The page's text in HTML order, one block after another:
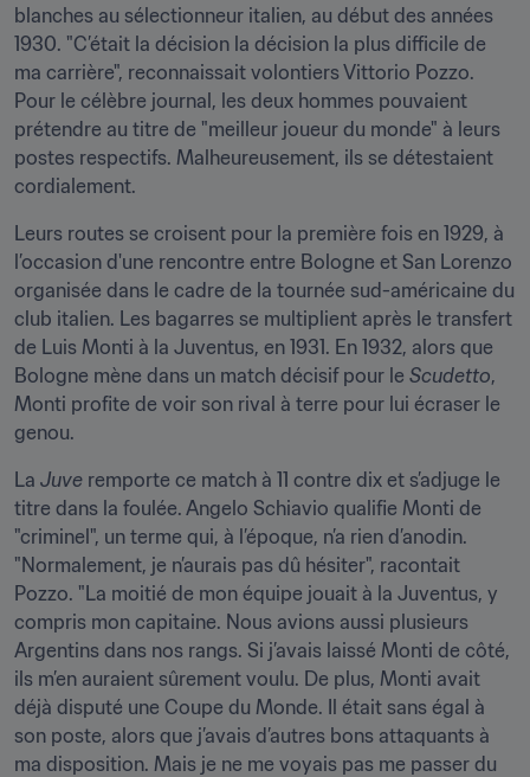
blanches au sélectionneur italien, au début des années
1930. "C’était la décision la décision la plus difficile de
ma carrière", reconnaissait volontiers Vittorio Pozzo.
Pour le célèbre journal, les deux hommes pouvaient
prétendre au titre de "meilleur joueur du monde" à leurs
postes respectifs. Malheureusement, ils se détestaient
cordialement.
Leurs routes se croisent pour la première fois en 1929, à
l’occasion d'une rencontre entre Bologne et San Lorenzo
organisée dans le cadre de la tournée sud-américaine du
club italien. Les bagarres se multiplient après le transfert
de Luis Monti à la Juventus, en 1931. En 1932, alors que
Bologne mène dans un match décisif pour le Scudetto,
Monti profite de voir son rival à terre pour lui écraser le
genou.
La Juve remporte ce match à 11 contre dix et s’adjuge le
titre dans la foulée. Angelo Schiavio qualifie Monti de
"criminel", un terme qui, à l’époque, n’a rien d’anodin.
"Normalement, je n’aurais pas dû hésiter", racontait
Pozzo. "La moitié de mon équipe jouait à la Juventus, y
compris mon capitaine. Nous avions aussi plusieurs
Argentins dans nos rangs. Si j’avais laissé Monti de côté,
ils m’en auraient sûrement voulu. De plus, Monti avait
déjà disputé une Coupe du Monde. Il était sans égal à
son poste, alors que j’avais d’autres bons attaquants à
ma disposition. Mais je ne me voyais pas me passer du